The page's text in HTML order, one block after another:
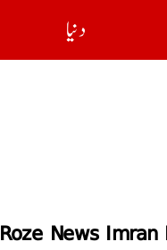
دنیا
Roze News